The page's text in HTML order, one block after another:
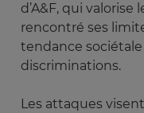
d’A&F, qui valorise
rencontré ses
tendance
discriminations.
Les attaques